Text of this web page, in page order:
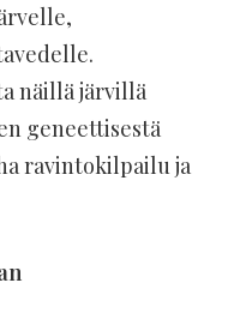
näillä järvillä
geneettisestä
ravintokilpailu ja